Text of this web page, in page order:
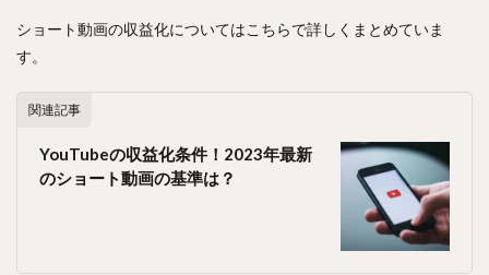
ショート動画の収益化についてはこちらで詳しくまとめていま
す。
関連記事
YouTubeの収益化条件！2023年最新
のショート動画の基準は？